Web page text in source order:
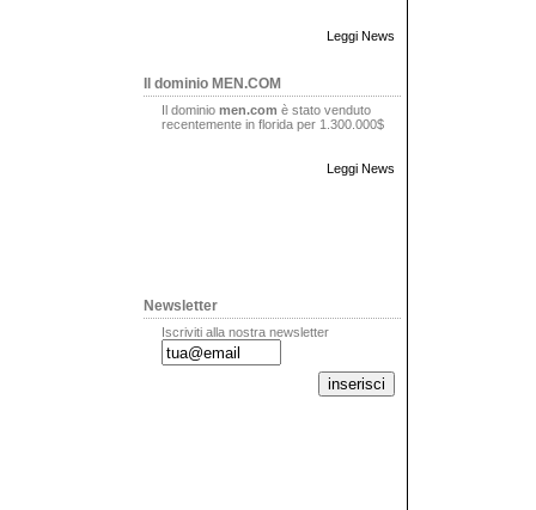
Leggi News
Il dominio MEN.COM
Il dominio men.com è stato venduto
recentemente in florida per 1.300.000$
Leggi News
Newsletter
Iscriviti alla nostra newsletter